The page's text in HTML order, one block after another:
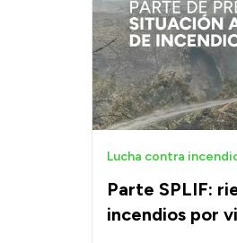
Parte SPLIF:
incendios por
Lucha contra